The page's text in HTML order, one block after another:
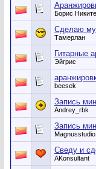
Борис
Сделаю
Тамерлан
Гитарные
Эйгрис
beesek
Запись
Andrey_rbk
Запись
Magnusstudio
Сведу и
AKonsultant